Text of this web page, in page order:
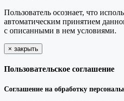
Пользователь осознает, что
автоматическим принятием
с описанными в нем условиями.
× закрыть
Пользовательское соглашение
Соглашение на обработку